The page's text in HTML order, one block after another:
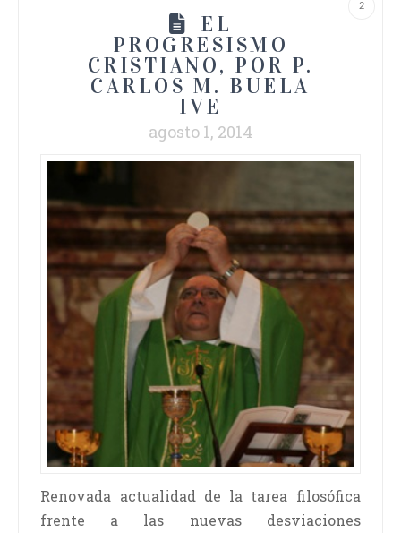
2
EL
PROGRESISMO
CRISTIANO, POR P.
CARLOS M. BUELA
IVE
agosto 1, 2014
Renovada actualidad de la tarea filosófica
frente a las nuevas desviaciones